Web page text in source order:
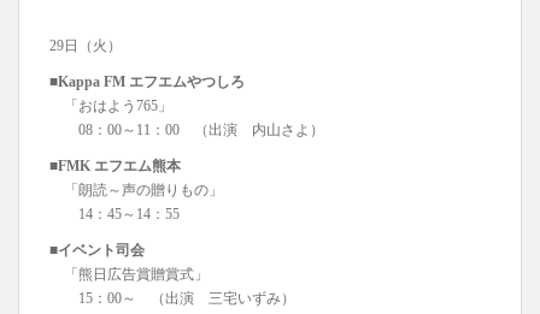
29日（火）
■Kappa FM エフエムやつしろ
「おはよう765」
08：00～11：00 （出演 内山さよ）
■FMK エフエム熊本
「朗読～声の贈りもの」
14：45～14：55
■イベント司会
「熊日広告賞贈賞式」
15：00～ （出演 三宅いずみ）